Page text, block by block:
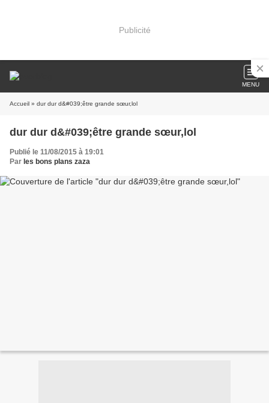
Publicité
MENU
Accueil » dur dur d&#039;être grande sœur,lol
dur dur d&#039;être grande sœur,lol
Publié le 11/08/2015 à 19:01
Par les bons plans zaza